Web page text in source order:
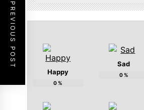
Happy
0%
Sad
0%
PREVIOUS POST